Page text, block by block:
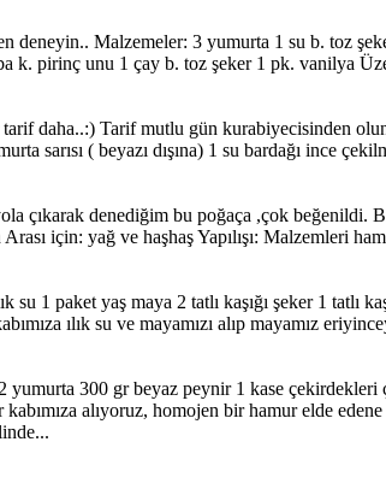
Malzemeler: 3 yumurta 1 su b. toz
k. pirinç unu 1 çay b. toz şeker 1 pk. vanilya
daha..:) Tarif mutlu gün kurabiyecisinden
sarısı ( beyazı dışına) 1 su bardağı ince
çıkarak denediğim bu poğaça ,çok beğenildi.
Arası için: yağ ve haşhaş Yapılışı:
su 1 paket yaş maya 2 tatlı kaşığı şeker 1
ılık su ve mayamızı alıp mayamız
300 gr beyaz peynir 1 kase çekirdekleri
alıyoruz, homojen bir hamur elde